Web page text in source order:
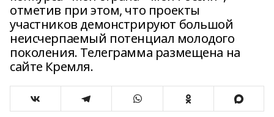
отметив при этом, что проекты
участников демонстрируют большой
неисчерпаемый потенциал молодого
поколения. Телеграмма размещена на
сайте Кремля.